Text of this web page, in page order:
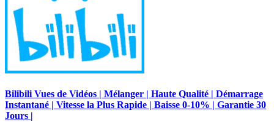
Bilibili Vues de Vidéos | Mélanger | Haute Qualité | Démarrage
Instantané | Vitesse la Plus Rapide | Baisse 0-10% | Garantie 30
Jours |